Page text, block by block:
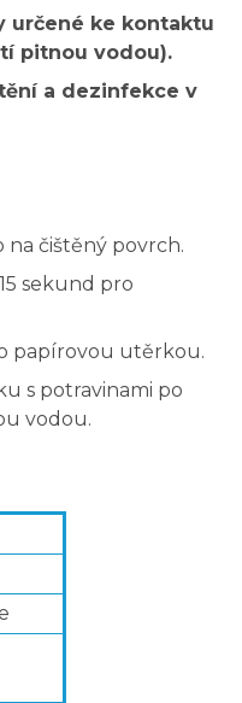
určené ke kontaktu
pitnou vodou).
a dezinfekce v
čištěný povrch.
sekund pro
papírovou utěrkou.
s potravinami po
vodou.